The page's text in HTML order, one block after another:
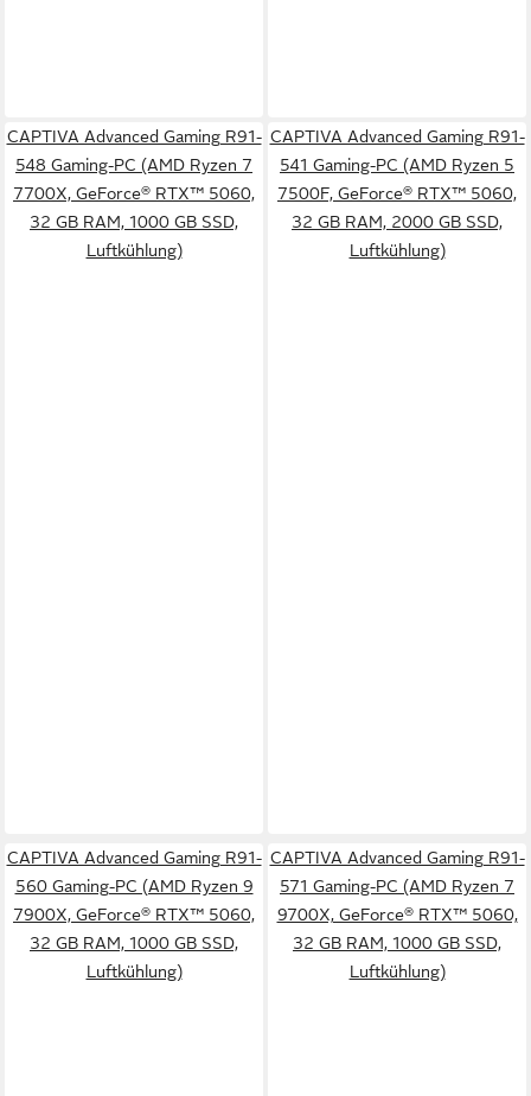
CAPTIVA Advanced Gaming R91-
548 Gaming-PC (AMD Ryzen 7
7700X, GeForce® RTX™ 5060,
32 GB RAM, 1000 GB SSD,
Luftkühlung)
CAPTIVA Advanced Gaming R91-
541 Gaming-PC (AMD Ryzen 5
7500F, GeForce® RTX™ 5060,
32 GB RAM, 2000 GB SSD,
Luftkühlung)
CAPTIVA Advanced Gaming R91-
560 Gaming-PC (AMD Ryzen 9
7900X, GeForce® RTX™ 5060,
32 GB RAM, 1000 GB SSD,
Luftkühlung)
CAPTIVA Advanced Gaming R91-
571 Gaming-PC (AMD Ryzen 7
9700X, GeForce® RTX™ 5060,
32 GB RAM, 1000 GB SSD,
Luftkühlung)